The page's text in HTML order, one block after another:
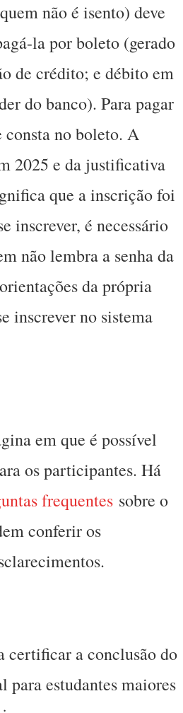
não é isento) deve
la por boleto (gerado
de crédito; e débito em
do banco). Para pagar
consta no boleto. A
2025 e da justificativa
que a inscrição foi
inscrever, é necessário
não lembra a senha da
da própria
inscrever no sistema
em que é possível
os participantes. Há
frequentes sobre o
conferir os
certificar a conclusão do
estudantes maiores